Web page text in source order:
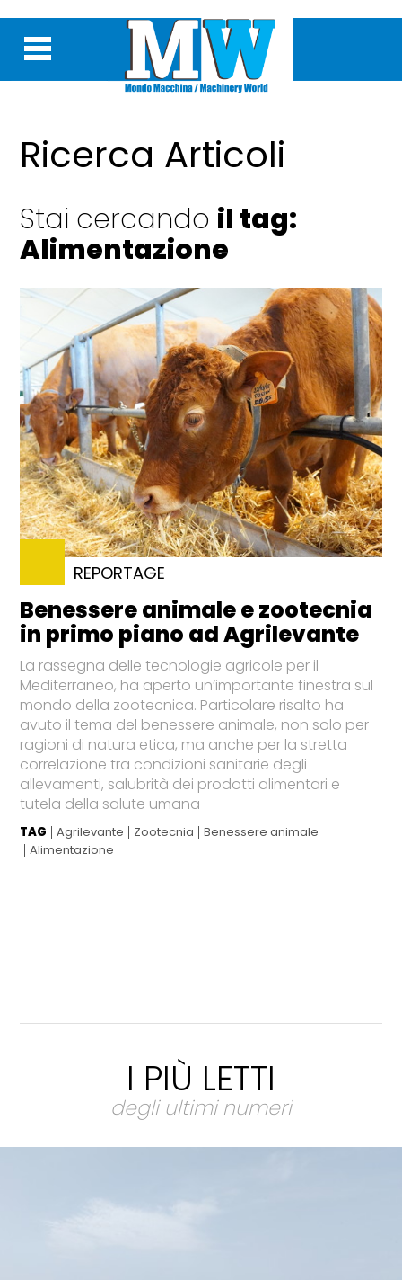
Ricerca Articoli
Stai cercando il tag:
Alimentazione
REPORTAGE
Benessere animale e zootecnia
in primo piano ad Agrilevante
La rassegna delle tecnologie agricole per il
Mediterraneo, ha aperto un’importante finestra sul
mondo della zootecnica. Particolare risalto ha
avuto il tema del benessere animale, non solo per
ragioni di natura etica, ma anche per la stretta
correlazione tra condizioni sanitarie degli
allevamenti, salubrità dei prodotti alimentari e
tutela della salute umana
TAG Agrilevante Zootecnia
Benessere animale
Alimentazione
I PIÙ LETTI
degli ultimi numeri